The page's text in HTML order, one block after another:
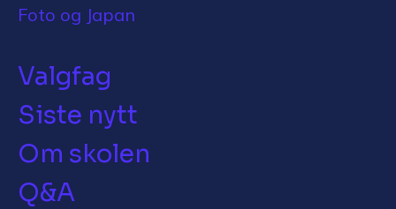
Foto og Japan
Valgfag
Siste nytt
Om skolen
Q&A